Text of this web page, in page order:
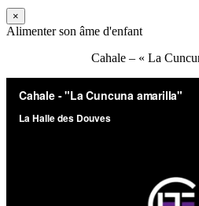
×
Alimenter son âme d'enfant
Cahale – « La